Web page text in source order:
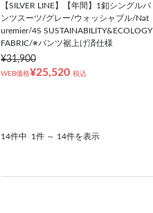
【SILVER LINE】【年間】1釦シングルパ
ンツスーツ/グレー/ウォッシャブル/Nat
uremier/4S SUSTAINABILITY&ECOLOGY
FABRIC/※パンツ裾上げ済仕様
¥31,900
WEB価格¥25,520 税込
14件中 1件 ～ 14件を表示